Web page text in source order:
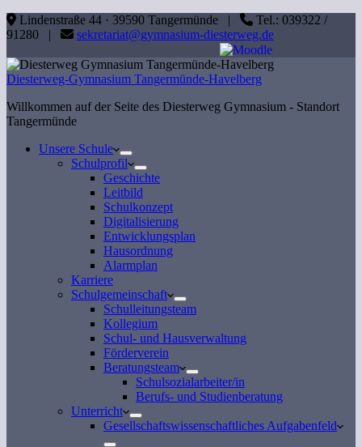
Lindenstraße 44 · 39590 Tangermünde |
Tel.: 039322 /
91280 |
sekretariat@gymnasium-diesterweg.de
Diesterweg-Gymnasium Tangermünde-Havelberg
Willkommen auf der Seite des Diesterweg Gymnasium - Standort
Tangermünde
Unsere Schule
Schulprofil
Geschichte
Leitbild
Schulkonzept
Digitalisierung
Entwicklungsplan
Hausordnung
Alarmplan
Karriere
Schulgemeinschaft
Schulleitungsteam
Kollegium
Schul- und Hausverwaltung
Förderverein
Beratungsteam
Schulsozialarbeiter/in
Berufs- und Studienberatung
Unterricht
Gesellschaftswissenschaftliches Aufgabenfeld